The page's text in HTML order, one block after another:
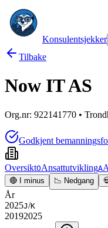
Konsulentsjekker
Tilbake
Now IT AS
Org.nr: 922141770 •
Godkjent
OversiktOAnsattutviklingA
🔴 I minus 📉 Nedgang
År
2025J/K
20192025